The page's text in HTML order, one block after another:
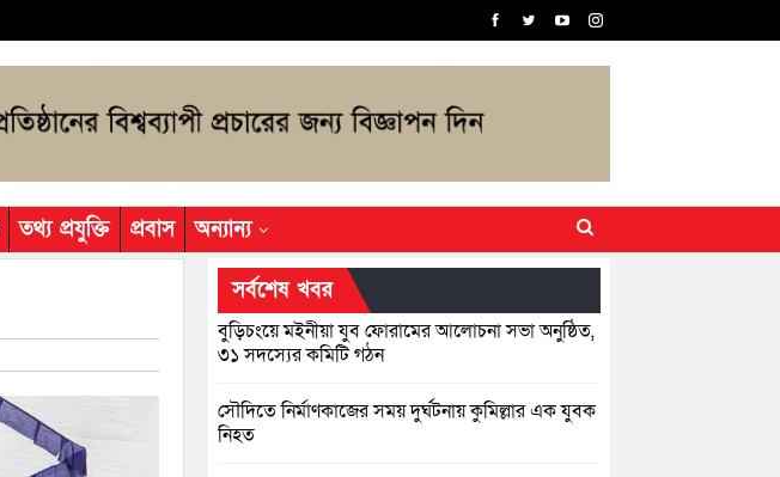
তথ্য প্রযুক্তি প্রবাস অন্যান্য
সর্বশেষ খবর
বুড়িচংয়ে মইনীয়া যুব ফোরামের আলোচনা সভা অনুষ্ঠিত,
৩১ সদস্যের কমিটি গঠন
সৌদিতে নির্মাণকাজের সময় দুর্ঘটনায় কুমিল্লার এক যুবক
নিহত